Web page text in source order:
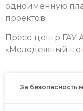
одноименную
проектов.
Пресс-центр ГАУ
«Молодежный
За безопасность